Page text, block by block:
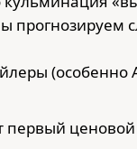
(особенно
первый